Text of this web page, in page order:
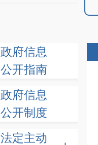
政府信息
公开指南
政府信息
公开制度
法定主动